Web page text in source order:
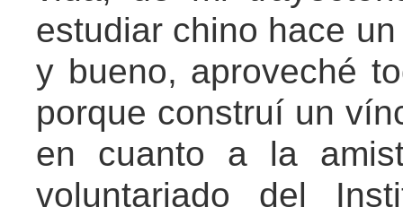
estudiar chino hace
y bueno, aproveché
porque construí un
en cuanto a la
voluntariado del